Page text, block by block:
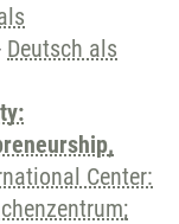
Deutsch als
Center: